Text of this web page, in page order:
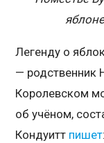
Легенду о
— родственник
Королевском
об учёном,
Кондуитт пишет: